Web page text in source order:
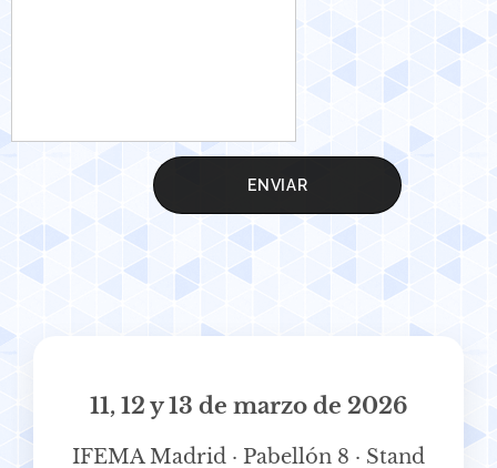
ENVIAR
11, 12 y 13 de marzo de 2026
IFEMA Madrid · Pabellón 8 · Stand